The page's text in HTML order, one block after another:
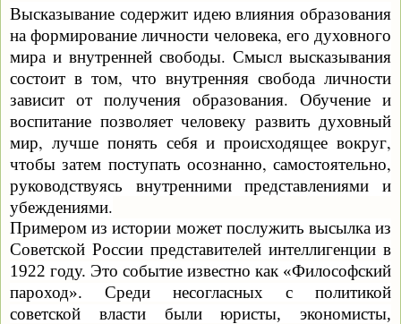
Высказывание содержит идею влияния образования
на формирование личности человека, его духовного
мира и внутренней свободы. Смысл высказывания
состоит в том, что внутренняя свобода личности
зависит от получения образования. Обучение и
воспитание позволяет человеку развить духовный
мир, лучше понять себя и происходящее вокруг,
чтобы затем поступать осознанно, самостоятельно,
руководствуясь внутренними представлениями и
убеждениями.
Примером из истории может послужить высылка из
Советской России представителей интеллигенции в
1922 году. Это событие известно как «Философский
пароход». Среди несогласных с политикой
советской власти были юристы, экономисты,